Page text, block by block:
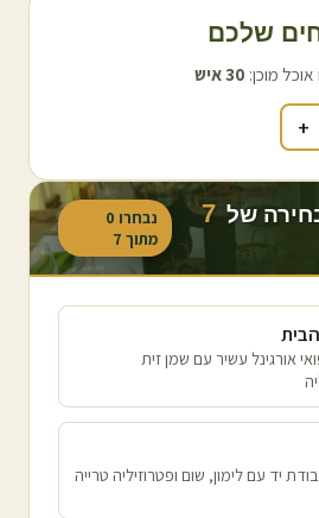
מוכן: 30איש
+
של 7 נבחרו 0
מתוך 7
אורגינל עשיר עם שמן זית
יד עם לימון, שום ופטרוזיליה טרייה